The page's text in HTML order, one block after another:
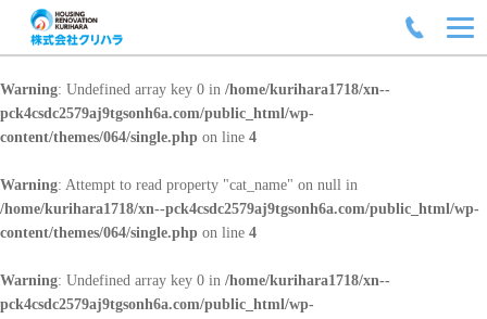
Warning: Undefined array key 0 in /home/kurihara1718/xn--
pck4csdc2579aj9tgsonh6a.com/public_html/wp-
content/themes/064/single.php on line 4
Warning: Attempt to read property "cat_name" on null in
/home/kurihara1718/xn--pck4csdc2579aj9tgsonh6a.com/public_html/wp-
content/themes/064/single.php on line 4
Warning: Undefined array key 0 in /home/kurihara1718/xn--
pck4csdc2579aj9tgsonh6a.com/public_html/wp-